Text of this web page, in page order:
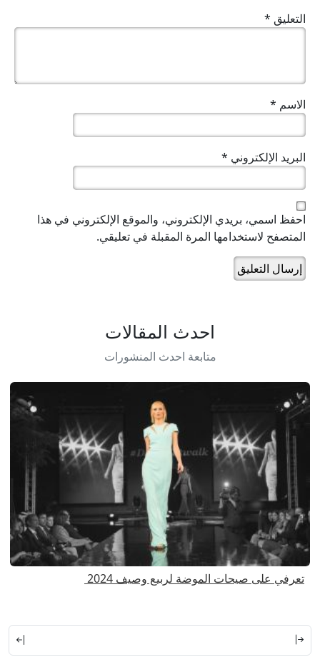
التعليق *
الاسم *
البريد الإلكتروني *
احفظ اسمي، بريدي الإلكتروني، والموقع الإلكتروني في هذا
المتصفح لاستخدامها المرة المقبلة في تعليقي.
احدث المقالات
متابعة احدث المنشورات
تعرفي على صيحات الموضة لربيع وصيف 2024